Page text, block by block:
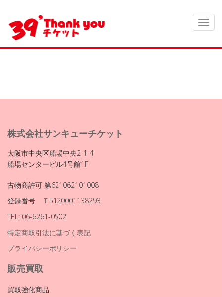
株式会社サンキューチケット
大阪市中央区船場中央2-1-4
船場センタービル4号館1F
古物商許可 第621062101008
登録番号 Ｔ5120001138293
TEL: 06-6261-0502
特定商取引法に基づく表記
プライバシーポリシー
販売買取
買取強化商品